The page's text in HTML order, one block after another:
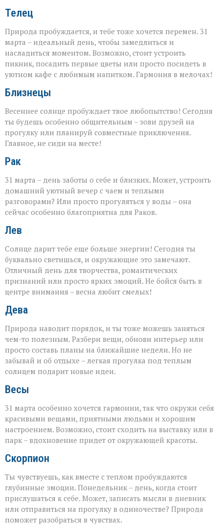
Телец
Природа пробуждается, и тебе тоже хочется перемен. 31
марта – идеальный день, чтобы замедлиться и
насладиться моментом. Возможно, стоит устроить
пикник, посадить первые цветы или просто посидеть в
уютном кафе с любимым напитком. Гармония в мелочах!
Близнецы
Весеннее солнце пробуждает твое любопытство! Сегодня
ты будешь особенно общительным – зови друзей на
прогулку или планируй совместные приключения.
Главное, не сиди на месте!
Рак
31 марта – день заботы о себе и близких. Может, устроить
домашний уютный вечер с чаем и теплыми
разговорами? Или просто прогуляться у воды – она
сейчас особенно благоприятна для Раков.
Лев
Солнце дарит тебе еще больше энергии! Сегодня ты
буквально светишься, и окружающие это замечают.
Отличный день для творчества, романтических
признаний или просто ярких эмоций. Не бойся быть в
центре внимания – весна любит смелых!
Дева
Природа наводит порядок, и ты тоже можешь заняться
чем-то полезным. Разбери вещи, обнови интерьер или
просто составь планы на ближайшие недели. Но не
забывай и об отдыхе – легкая прогулка под теплым
солнцем подарит новые идеи.
Весы
31 марта особенно хочется гармонии, так что окружи себя
красивыми вещами, приятными людьми и хорошим
настроением. Возможно, стоит сходить на выставку или в
парк – вдохновение придет от окружающей красоты.
Скорпион
Ты чувствуешь, как вместе с теплом пробуждаются
глубинные эмоции. Понедельник – день, когда стоит
прислушаться к себе. Может, записать мысли в дневник
или отправиться на прогулку в одиночестве? Природа
поможет разобраться в чувствах.